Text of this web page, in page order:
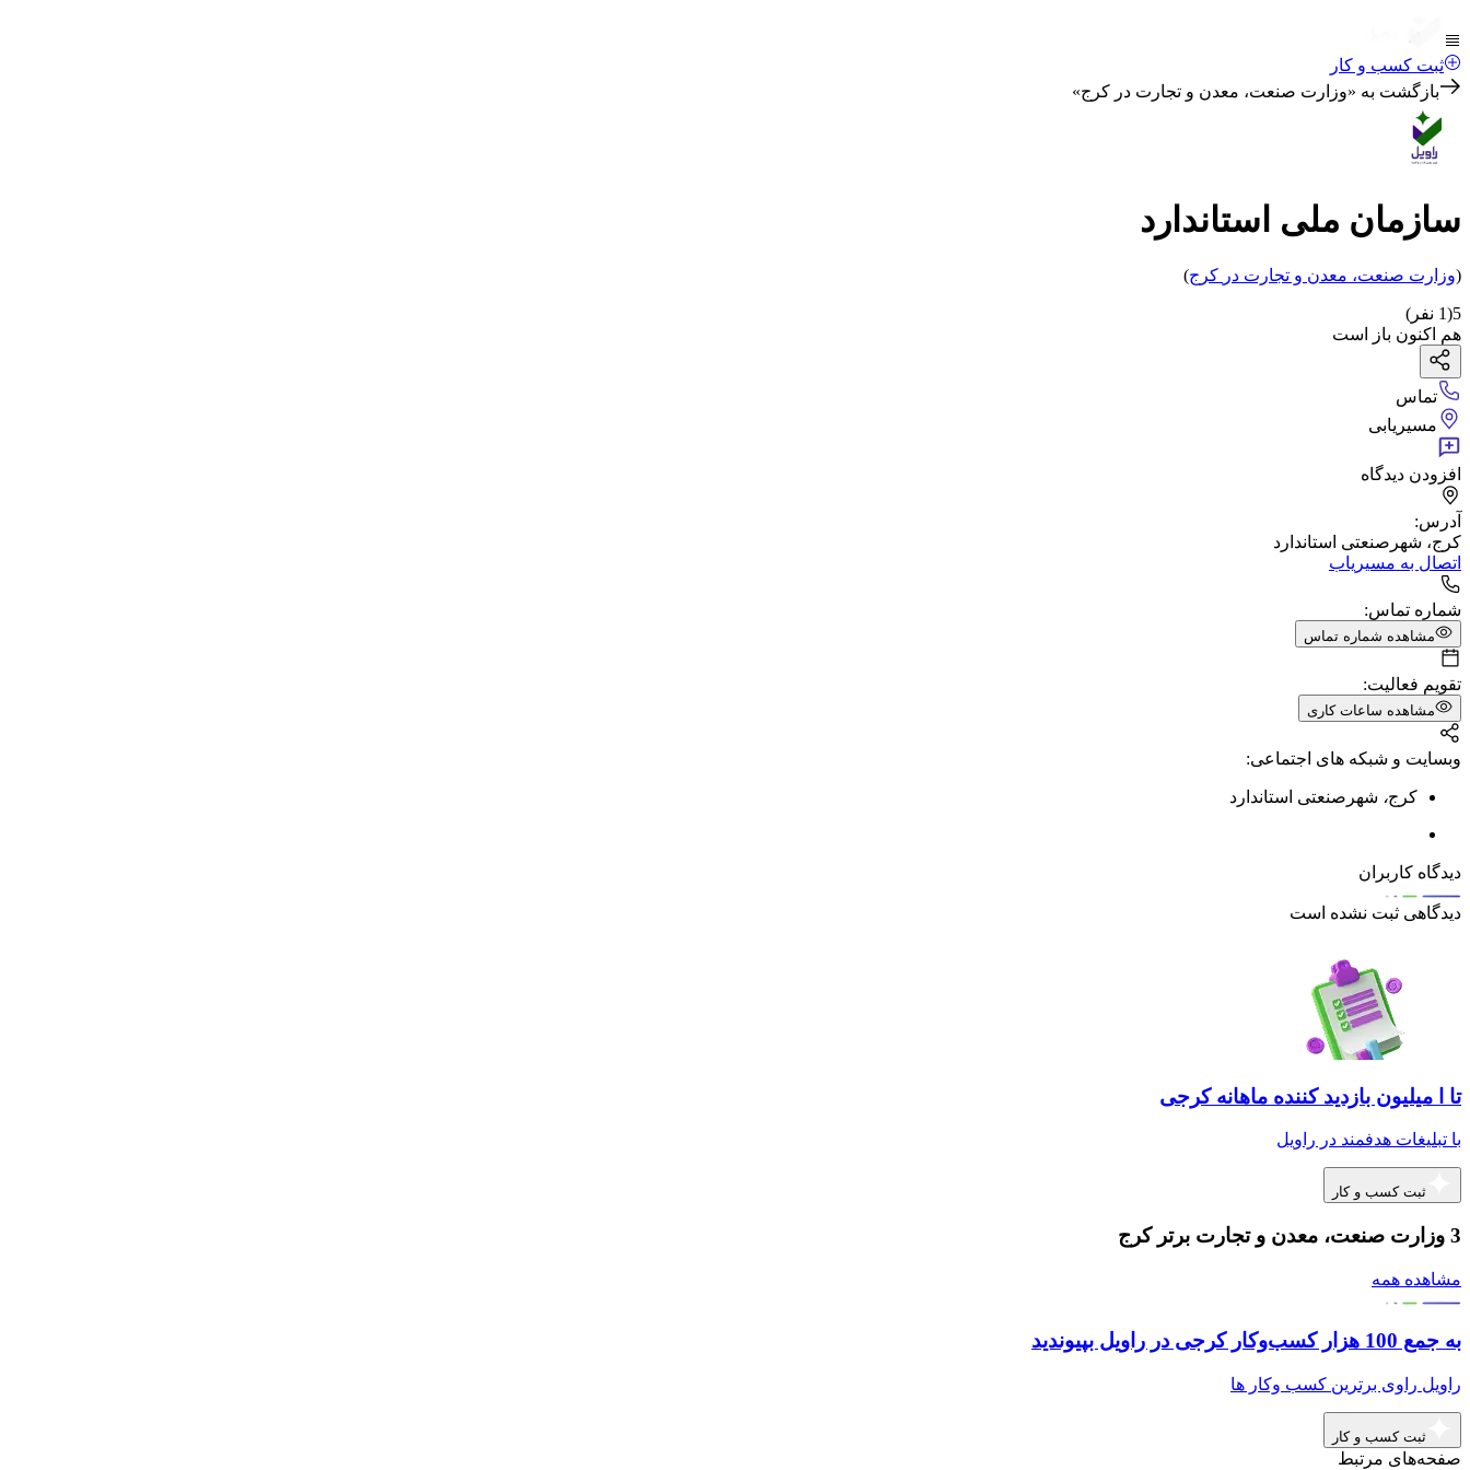
ثبت کسب و کار
بازگشت به «وزارت صنعت، معدن و تجارت در کرج»
سازمان ملی استاندارد
(وزارت صنعت، معدن و تجارت در کرج)
5
(
1 نفر)
هم اکنون باز است
تماس
مسیریابی
افزودن دیدگاه
آدرس:
کرج، شهرصنعتی استاندارد
اتصال به مسیریاب
شماره تماس:
مشاهده شماره تماس
تقویم فعالیت:
مشاهده ساعات کاری
وبسایت و شبکه های اجتماعی:
کرج، شهرصنعتی استاندارد
دیدگاه کاربران
دیدگاهی ثبت نشده است
تا ا میلیون بازدید کننده ماهانه کرجی
با تبلیغات هدفمند در راویل
ثبت کسب و کار
3 وزارت صنعت، معدن و تجارت برتر کرج
مشاهده همه
به جمع 100 هزار کسب‌وکار کرجی در راویل بپیوندید
راویل راوی برترین کسب وکار ها
ثبت کسب و کار
صفحه‌های مرتبط